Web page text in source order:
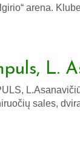
arena.
L.
sales,